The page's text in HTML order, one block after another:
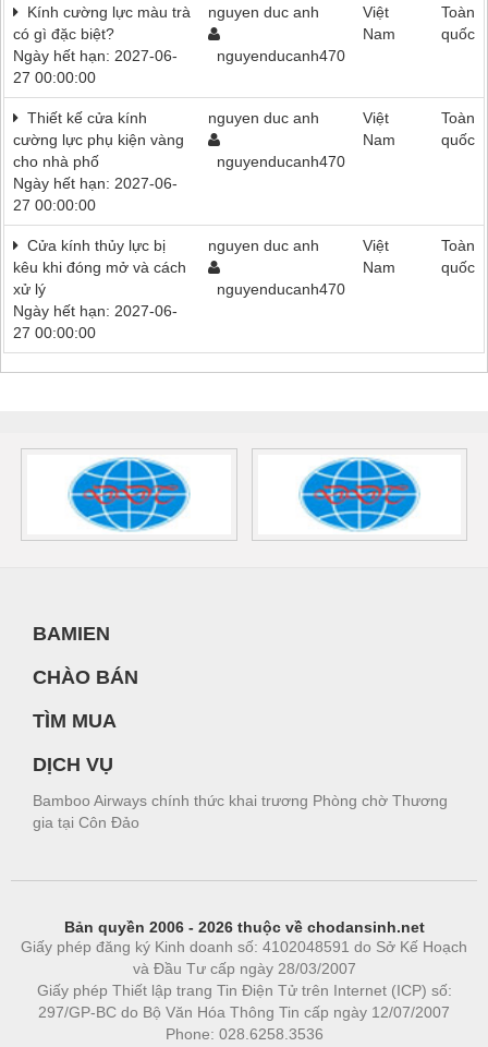
Kính cường lực màu trà
có gì đặc biệt?
Ngày hết hạn: 2027-06-
27 00:00:00
nguyen duc anh
nguyenducanh470
Việt
Nam
Toàn
quốc
Thiết kế cửa kính
cường lực phụ kiện vàng
cho nhà phố
Ngày hết hạn: 2027-06-
27 00:00:00
nguyen duc anh
nguyenducanh470
Việt
Nam
Toàn
quốc
Cửa kính thủy lực bị
kêu khi đóng mở và cách
xử lý
Ngày hết hạn: 2027-06-
27 00:00:00
nguyen duc anh
nguyenducanh470
Việt
Nam
Toàn
quốc
BAMIEN
CHÀO BÁN
TÌM MUA
DỊCH VỤ
Bamboo Airways chính thức khai trương Phòng chờ Thương
gia tại Côn Đảo
Bản quyền 2006 - 2026 thuộc về chodansinh.net
Giấy phép đăng ký Kinh doanh số: 4102048591 do Sở Kế Hoạch
và Đầu Tư cấp ngày 28/03/2007
Giấy phép Thiết lập trang Tin Điện Tử trên Internet (ICP) số:
297/GP-BC do Bộ Văn Hóa Thông Tin cấp ngày 12/07/2007
Phone: 028.6258.3536